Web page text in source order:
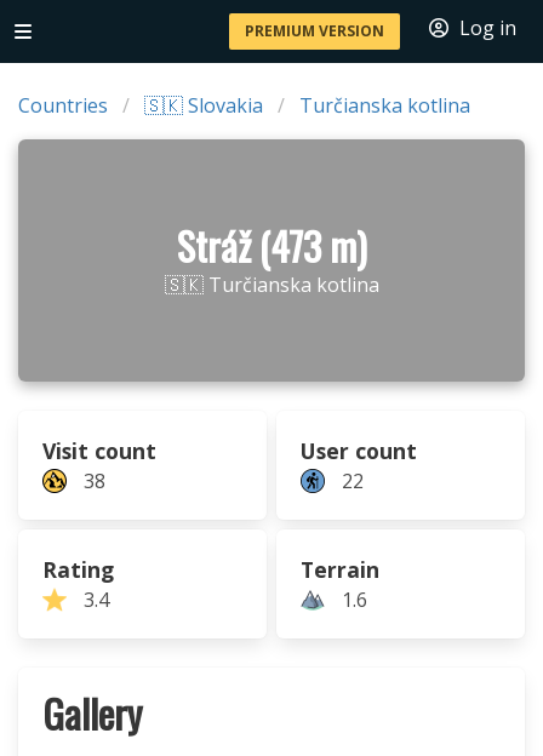
PREMIUM VERSION Log in
Countries 🇸🇰 Slovakia Turčianska kotlina
Stráž (473 m)
🇸🇰 Turčianska kotlina
Visit count
38
User count
22
Rating
3.4
Terrain
1.6
Gallery